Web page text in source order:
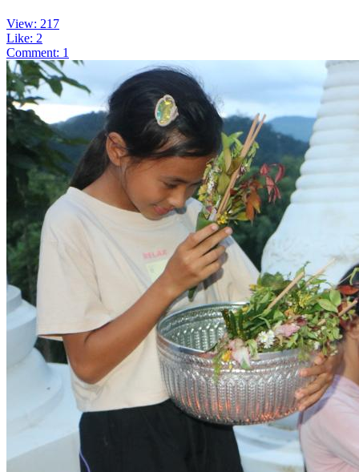
View: 217
Like: 2
Comment: 1